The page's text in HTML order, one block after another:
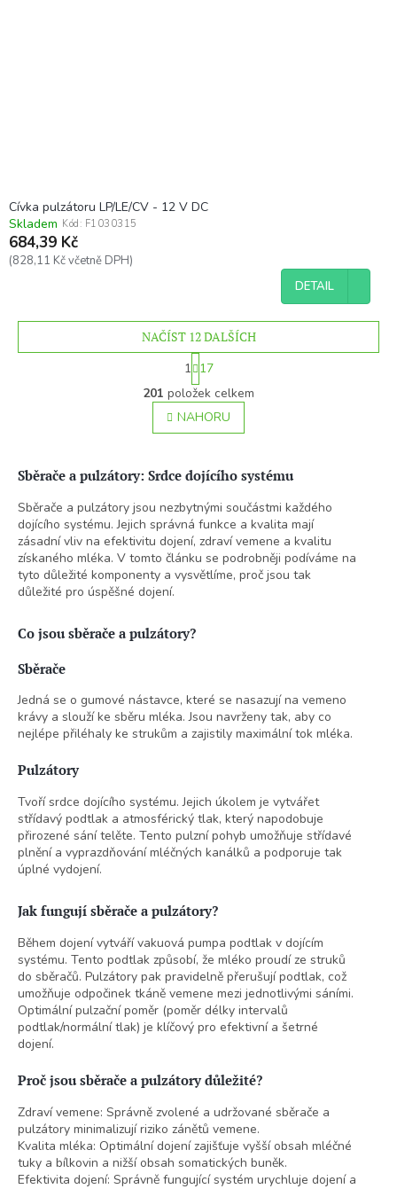
Cívka pulzátoru LP/LE/CV - 12 V DC
Skladem Kód: F1030315
684,39 Kč
(828,11 Kč včetně DPH)
DETAIL
O
v
l
á
a
c
í
p
r
v
k
y
NAČÍST 12 DALŠÍCH
S
t
r
á
n
k
á
í
1 17
201 položek celkem
NAHORU
Sběrače a pulzátory: Srdce dojícího systému
Sběrače a pulzátory jsou nezbytnými součástmi každého
dojícího systému. Jejich správná funkce a kvalita mají
zásadní vliv na efektivitu dojení, zdraví vemene a kvalitu
získaného mléka. V tomto článku se podrobněji podíváme na
tyto důležité komponenty a vysvětlíme, proč jsou tak
důležité pro úspěšné dojení.
Co jsou sběrače a pulzátory?
Sběrače
Jedná se o gumové nástavce, které se nasazují na vemeno
krávy a slouží ke sběru mléka. Jsou navrženy tak, aby co
nejlépe přiléhaly ke strukům a zajistily maximální tok mléka.
Pulzátory
Tvoří srdce dojícího systému. Jejich úkolem je vytvářet
střídavý podtlak a atmosférický tlak, který napodobuje
přirozené sání telěte. Tento pulzní pohyb umožňuje střídavé
plnění a vyprazdňování mléčných kanálků a podporuje tak
úplné vydojení.
Jak fungují sběrače a pulzátory?
Během dojení vytváří vakuová pumpa podtlak v dojícím
systému. Tento podtlak způsobí, že mléko proudí ze struků
do sběračů. Pulzátory pak pravidelně přerušují podtlak, což
umožňuje odpočinek tkáně vemene mezi jednotlivými sáními.
Optimální pulzační poměr (poměr délky intervalů
podtlak/normální tlak) je klíčový pro efektivní a šetrné
dojení.
Proč jsou sběrače a pulzátory důležité?
Zdraví vemene: Správně zvolené a udržované sběrače a
pulzátory minimalizují riziko zánětů vemene.
Kvalita mléka: Optimální dojení zajišťuje vyšší obsah mléčné
tuky a bílkovin a nižší obsah somatických buněk.
Efektivita dojení: Správně fungující systém urychluje dojení a